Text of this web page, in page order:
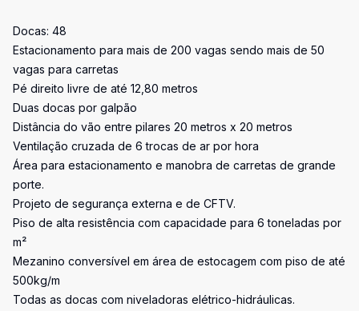
Docas: 48
Estacionamento para mais de 200 vagas sendo mais de 50
vagas para carretas
Pé direito livre de até 12,80 metros
Duas docas por galpão
Distância do vão entre pilares 20 metros x 20 metros
Ventilação cruzada de 6 trocas de ar por hora
Área para estacionamento e manobra de carretas de grande
porte.
Projeto de segurança externa e de CFTV.
Piso de alta resistência com capacidade para 6 toneladas por
m²
Mezanino conversível em área de estocagem com piso de até
500kg/m
Todas as docas com niveladoras elétrico-hidráulicas.